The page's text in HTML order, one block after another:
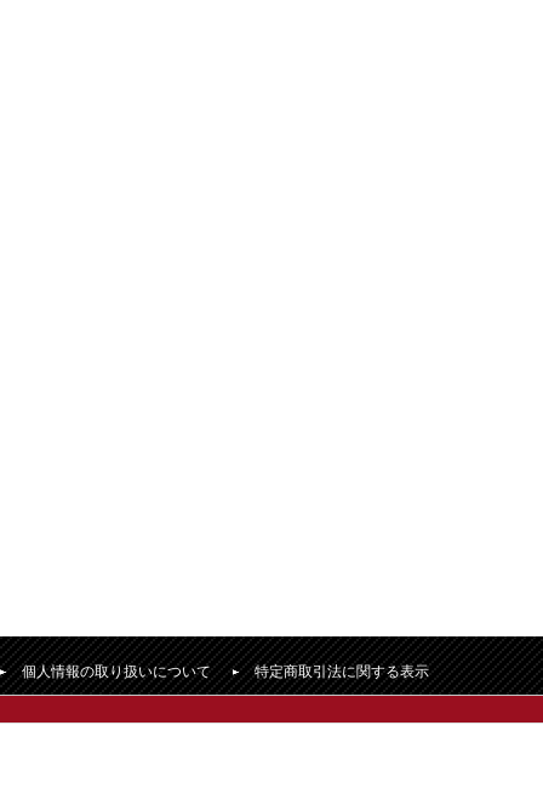
個人情報の取り扱いについて 特定商取引法に関する表示